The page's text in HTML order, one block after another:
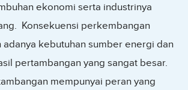
ekonomi serta industrinya
Konsekuensi perkembangan
kebutuhan sumber energi dan
pertambangan yang sangat besar.
mempunyai peran yang